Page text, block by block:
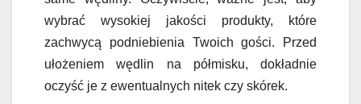
wybrać wysokiej jakości produkty, które
zachwycą podniebienia Twoich gości. Przed
ułożeniem wędlin na półmisku, dokładnie
oczyść je z ewentualnych nitek czy skórek.